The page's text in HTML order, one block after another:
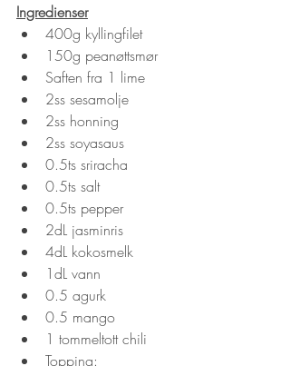
Ingredienser
400g kyllingfilet
150g peanøttsmør
Saften fra 1 lime
2ss sesamolje
2ss honning
2ss soyasaus
0.5ts sriracha
0.5ts salt
0.5ts pepper
2dL jasminris
4dL kokosmelk
1dL vann
0.5 agurk
0.5 mango
1 tommeltott chili
Topping: